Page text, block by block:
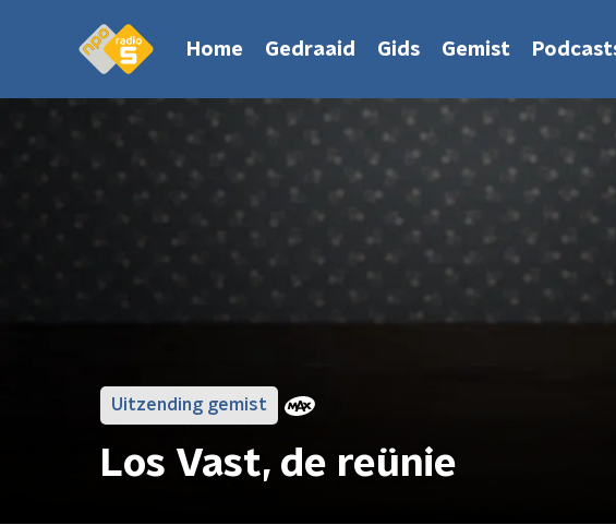
Home Gedraaid Gids Gemist
Uitzending gemist
Los Vast, de reünie